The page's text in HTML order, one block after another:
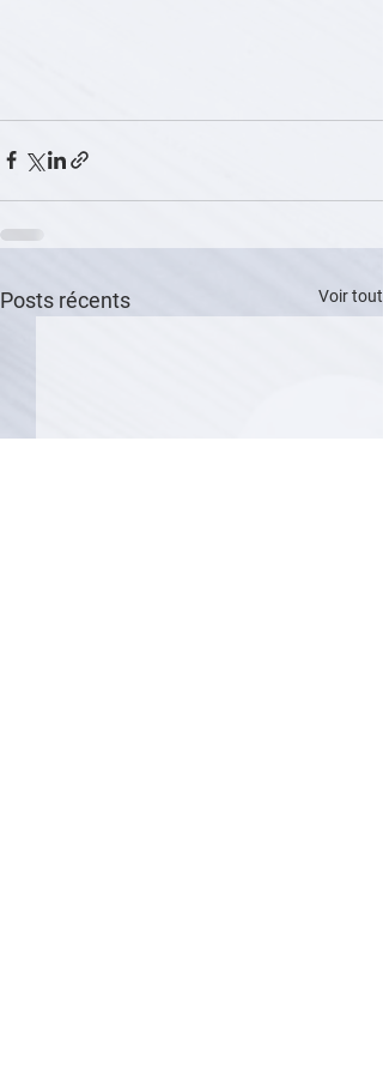
Posts récents Voir tout